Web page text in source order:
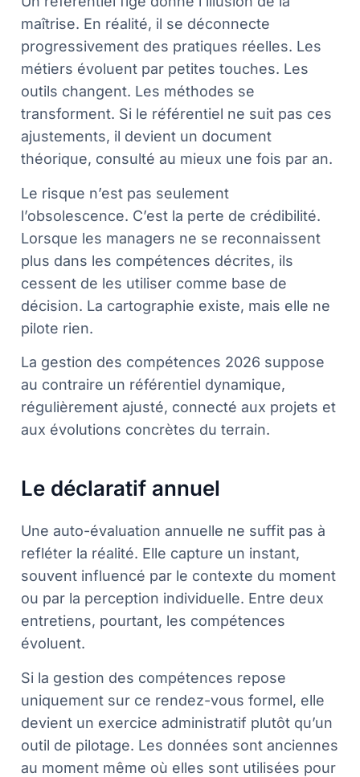
maîtrise. En réalité, il se déconnecte
progressivement des pratiques réelles. Les
métiers évoluent par petites touches. Les
outils changent. Les méthodes se
transforment. Si le référentiel ne suit pas ces
ajustements, il devient un document
théorique, consulté au mieux une fois par an.
Le risque n’est pas seulement
l’obsolescence. C’est la perte de crédibilité.
Lorsque les managers ne se reconnaissent
plus dans les compétences décrites, ils
cessent de les utiliser comme base de
décision. La cartographie existe, mais elle ne
pilote rien.
La gestion des compétences 2026 suppose
au contraire un référentiel dynamique,
régulièrement ajusté, connecté aux projets et
aux évolutions concrètes du terrain.
Le déclaratif annuel
Une auto-évaluation annuelle ne suffit pas à
refléter la réalité. Elle capture un instant,
souvent influencé par le contexte du moment
ou par la perception individuelle. Entre deux
entretiens, pourtant, les compétences
évoluent.
Si la gestion des compétences repose
uniquement sur ce rendez-vous formel, elle
devient un exercice administratif plutôt qu’un
outil de pilotage. Les données sont anciennes
au moment même où elles sont utilisées pour